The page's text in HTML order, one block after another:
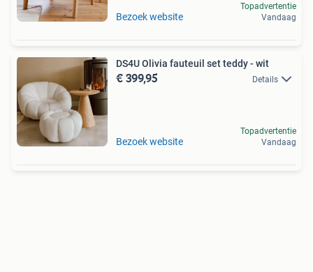
Bezoek website
Topadvertentie
Vandaag
DS4U Olivia fauteuil set teddy - wit
€ 399,95 Details
Bezoek website
Topadvertentie
Vandaag